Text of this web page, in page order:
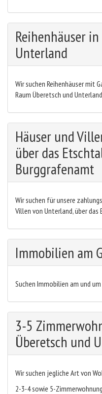
Reihenhäuser
Unterland
Wir suchen Reihenhäuser mit
Raum Überetsch und
Häuser und
über das
Burggrafenamt
Wir suchen für unsere
Villen von Unterland, über
Immobilien am
Suchen Immobilien am und um
3-5
Überetsch und
Wir suchen jegliche Art von
2-3-4 sowie 5-